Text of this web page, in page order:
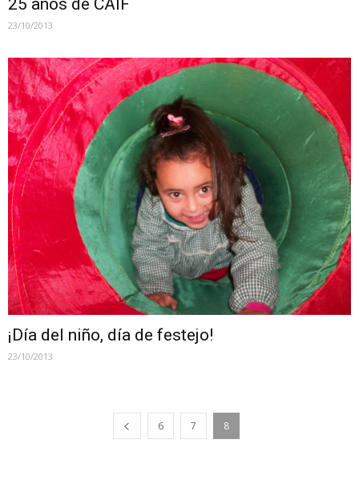
25 años de CAIF
23/10/2013
¡Día del niño, día de festejo!
23/10/2013
6 7 8